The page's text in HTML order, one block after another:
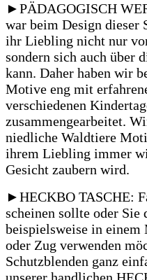
►PÄDAGOGISCH
war beim Design dieser
ihr Liebling nicht nur
sondern sich auch über
kann. Daher haben wir
Motive eng mit
verschiedenen
zusammengearbeitet.
niedliche Waldtiere
ihrem Liebling immer
Gesicht zaubern wird.
►HECKBO TASCHE:
scheinen sollte oder Sie
beispielsweise in
oder Zug verwenden
Schutzblenden ganz